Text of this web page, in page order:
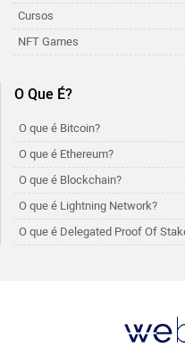
Cursos
NFT Games
O Que É?
O que é Bitcoin?
O que é Ethereum?
O que é Blockchain?
O que é Lightning Network?
O que é Delegated Proof Of